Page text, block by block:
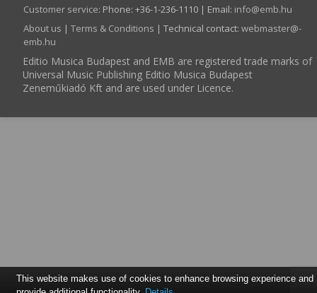
Customer service: Phone: +36-1-236-1110 | Email: info­@­emb.hu
About us | Terms & Conditions | Technical contact: webmaster­@­
emb.hu
Editio Musica Budapest and EMB are registered trade marks of
Universal Music Publishing Editio Musica Budapest
Zeneműkiadó Kft and are used under Licence.
This website makes use of cookies to enhance browsing experience and